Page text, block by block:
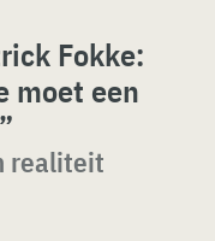
Fokke:
moet een
realiteit